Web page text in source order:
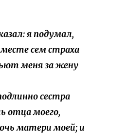
я подумал,
сем страха
меня за жену
сестра
отца моего,
матери моей; и